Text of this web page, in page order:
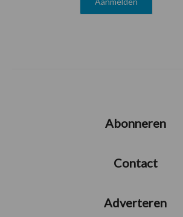
Abonneren
Contact
Adverteren